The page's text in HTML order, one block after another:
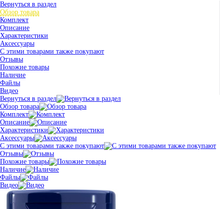
Вернуться в раздел
Обзор товара
Комплект
Описание
Характеристики
Аксессуары
С этими товарами также покупают
Отзывы
Похожие товары
Наличие
Файлы
Видео
Вернуться в раздел
Обзор товара
Комплект
Описание
Характеристики
Аксессуары
С этими товарами также покупают
Отзывы
Похожие товары
Наличие
Файлы
Видео